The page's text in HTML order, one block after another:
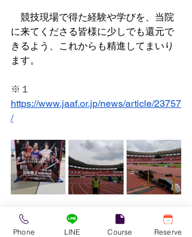
競技現場で得た経験や学びを、当院
に来てくださる皆様に少しでも還元で
きるよう、これからも精進してまいり
ます。
※１
https://www.jaaf.or.jp/news/article/23757
/
トレーナー活動
Phone LINE Course Reserve